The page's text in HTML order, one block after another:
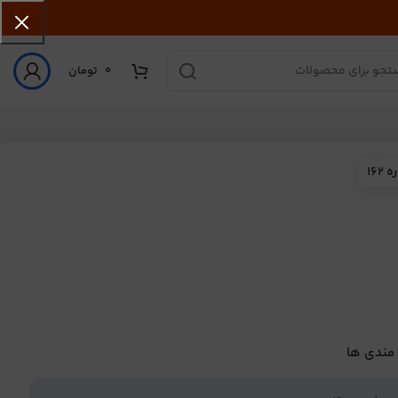
0 تومان
مندی ها